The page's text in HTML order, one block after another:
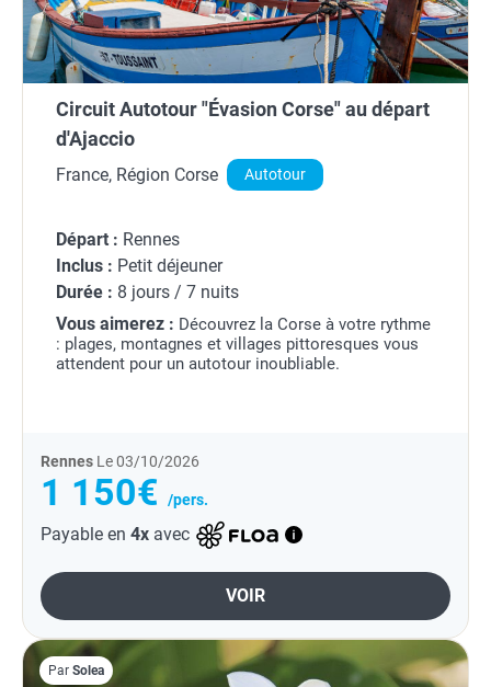
Circuit Autotour "Évasion Corse" au départ
d'Ajaccio
France, Région Corse Autotour
Départ : Rennes
Inclus : Petit déjeuner
Durée : 8 jours / 7 nuits
Vous aimerez : Découvrez la Corse à votre rythme
: plages, montagnes et villages pittoresques vous
attendent pour un autotour inoubliable.
Rennes Le 03/10/2026
1 150€ /pers.
Payable en 4x avec
VOIR
Par Solea